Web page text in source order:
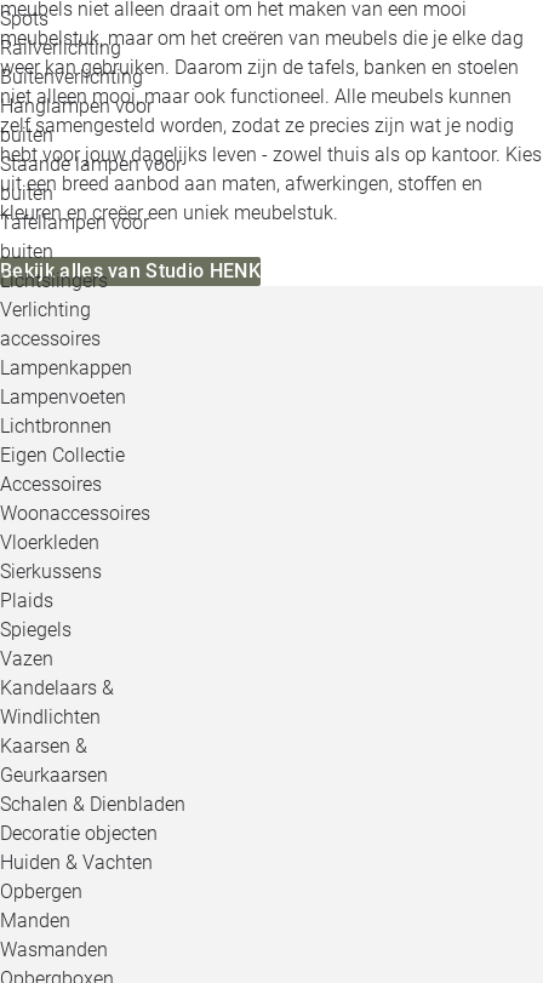
Spots
Railverlichting
Buitenverlichting
Hanglampen voor
buiten
Staande lampen voor
buiten
Tafellampen voor
buiten
Lichtslingers
Verlichting
accessoires
Lampenkappen
Lampenvoeten
Lichtbronnen
Eigen Collectie
Accessoires
Woonaccessoires
Vloerkleden
Sierkussens
Plaids
Spiegels
Vazen
Kandelaars &
Windlichten
Kaarsen &
Geurkaarsen
Schalen & Dienbladen
Decoratie objecten
Huiden & Vachten
Opbergen
Manden
Wasmanden
meubels niet alleen draait om het maken van een mooi
meubelstuk, maar om het creëren van meubels die je elke dag
weer kan gebruiken. Daarom zijn de tafels, banken en stoelen
niet alleen mooi, maar ook functioneel. Alle meubels kunnen
zelf samengesteld worden, zodat ze precies zijn wat je nodig
hebt voor jouw dagelijks leven - zowel thuis als op kantoor. Kies
uit een breed aanbod aan maten, afwerkingen, stoffen en
kleuren en creëer een uniek meubelstuk.
Bekijk alles van Studio HENK